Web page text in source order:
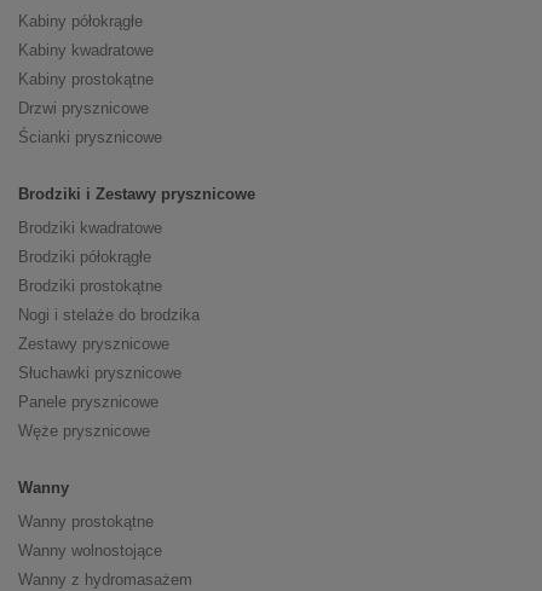
Kabiny półokrągłe
Kabiny kwadratowe
Kabiny prostokątne
Drzwi prysznicowe
Ścianki prysznicowe
Brodziki i Zestawy prysznicowe
Brodziki kwadratowe
Brodziki półokrągłe
Brodziki prostokątne
Nogi i stelaże do brodzika
Zestawy prysznicowe
Słuchawki prysznicowe
Panele prysznicowe
Węże prysznicowe
Wanny
Wanny prostokątne
Wanny wolnostojące
Wanny z hydromasażem